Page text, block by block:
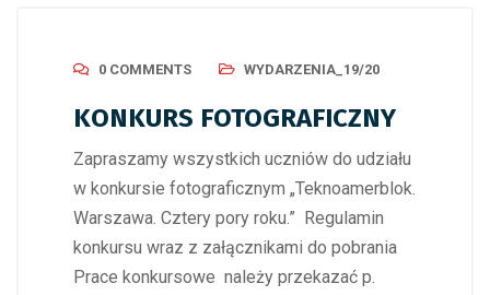
0 COMMENTS WYDARZENIA_19/20
KONKURS FOTOGRAFICZNY
Zapraszamy wszystkich uczniów do udziału
w konkursie fotograficznym „Teknoamerblok.
Warszawa. Cztery pory roku.” Regulamin
konkursu wraz z załącznikami do pobrania
Prace konkursowe należy przekazać p.